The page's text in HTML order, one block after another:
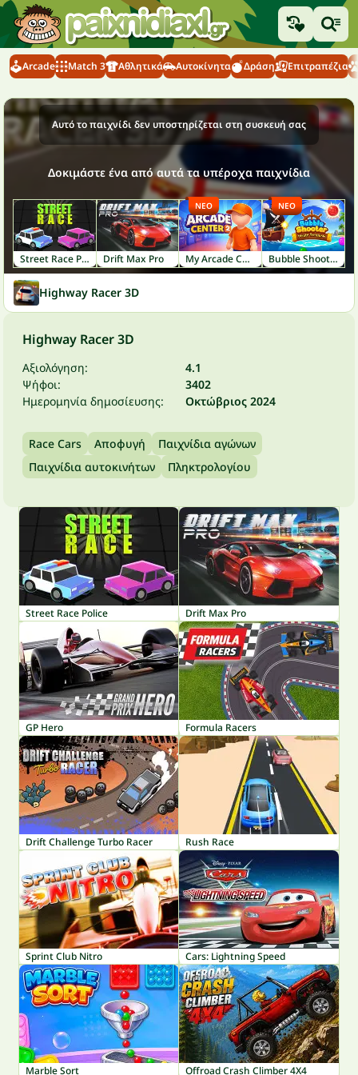
Arcade Match 3 Αθλητικά Αυτοκίνητα Δράση Επιτραπέζια
Αυτό το παιχνίδι δεν υποστηρίζεται στη συσκευή σας
Δοκιμάστε ένα από αυτά τα υπέροχα παιχνίδια
Street Race Police Drift Max Pro My Arcade Center 2
ΝΈΟ
Bubble Shooter: Pirate Treasures
ΝΈΟ
Highway Racer 3D
Highway Racer 3D
Αξιολόγηση:
4.1
Ψήφοι:
3402
Ημερομηνία δημοσίευσης:
Οκτώβριος 2024
Race Cars Αποφυγή
Παιχνίδια αγώνων
Παιχνίδια αυτοκινήτων
Πληκτρολογίου
Street Race Police Drift Max Pro
GP Hero Formula Racers
Drift Challenge Turbo Racer Rush Race
Sprint Club Nitro Cars: Lightning Speed
Marble Sort Offroad Crash Climber 4X4